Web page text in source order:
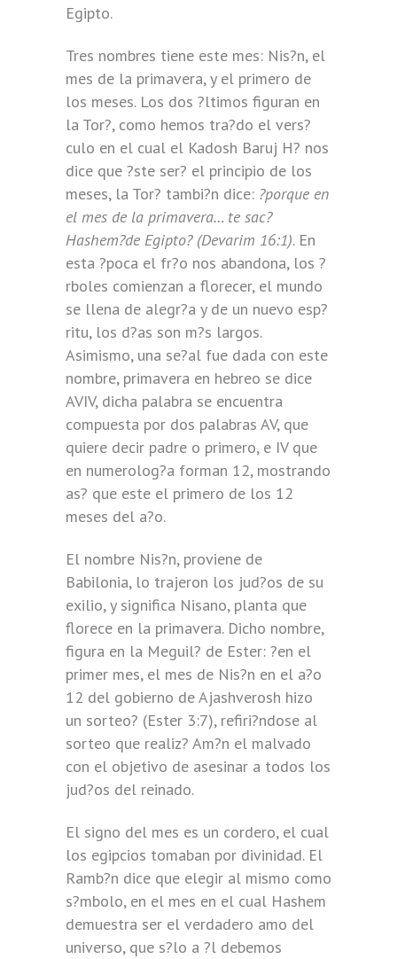
Egipto.
Tres nombres tiene este mes: Nis?n, el
mes de la primavera, y el primero de
los meses. Los dos ?ltimos figuran en
la Tor?, como hemos tra?do el vers?
culo en el cual el Kadosh Baruj H? nos
dice que ?ste ser? el principio de los
meses, la Tor? tambi?n dice: ?porque en
el mes de la primavera… te sac?
Hashem?de Egipto? (Devarim 16:1). En
esta ?poca el fr?o nos abandona, los ?
rboles comienzan a florecer, el mundo
se llena de alegr?a y de un nuevo esp?
ritu, los d?as son m?s largos.
Asimismo, una se?al fue dada con este
nombre, primavera en hebreo se dice
AVIV, dicha palabra se encuentra
compuesta por dos palabras AV, que
quiere decir padre o primero, e IV que
en numerolog?a forman 12, mostrando
as? que este el primero de los 12
meses del a?o.
El nombre Nis?n, proviene de
Babilonia, lo trajeron los jud?os de su
exilio, y significa Nisano, planta que
florece en la primavera. Dicho nombre,
figura en la Meguil? de Ester: ?en el
primer mes, el mes de Nis?n en el a?o
12 del gobierno de Ajashverosh hizo
un sorteo? (Ester 3:7), refiri?ndose al
sorteo que realiz? Am?n el malvado
con el objetivo de asesinar a todos los
jud?os del reinado.
El signo del mes es un cordero, el cual
los egipcios tomaban por divinidad. El
Ramb?n dice que elegir al mismo como
s?mbolo, en el mes en el cual Hashem
demuestra ser el verdadero amo del
universo, que s?lo a ?l debemos